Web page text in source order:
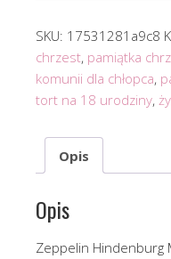
SKU: 17531281a9c8
chrzest, pamiątka
komunii dla chłopca,
tort na 18 urodziny,
Opis
Opis
Zeppelin Hindenburg